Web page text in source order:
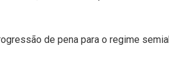
de pena para o regime